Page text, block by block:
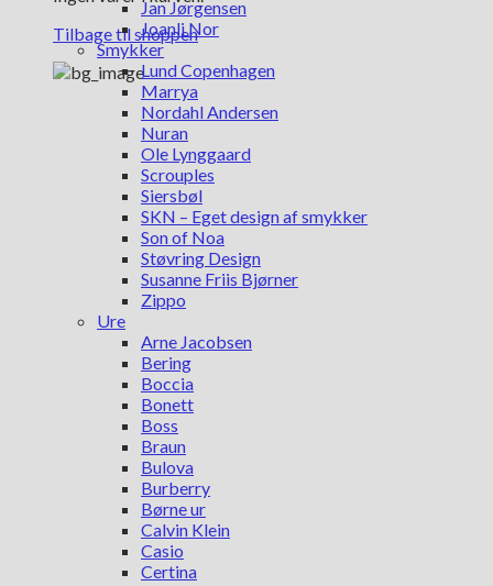
Tilbage til shoppen
Jan Jørgensen
Joanli Nor
Smykker
Lund Copenhagen
Marrya
Nordahl Andersen
Nuran
Ole Lynggaard
Scrouples
Siersbøl
SKN – Eget design af smykker
Son of Noa
Støvring Design
Susanne Friis Bjørner
Zippo
Ure
Arne Jacobsen
Bering
Boccia
Bonett
Boss
Braun
Bulova
Burberry
Børne ur
Calvin Klein
Casio
Certina